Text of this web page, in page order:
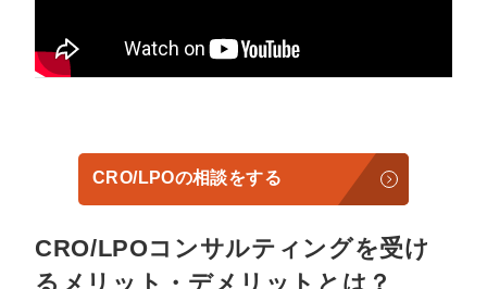
CRO/LPOの相談をする
CRO/LPOコンサルティングを受け
るメリット・デメリットとは？